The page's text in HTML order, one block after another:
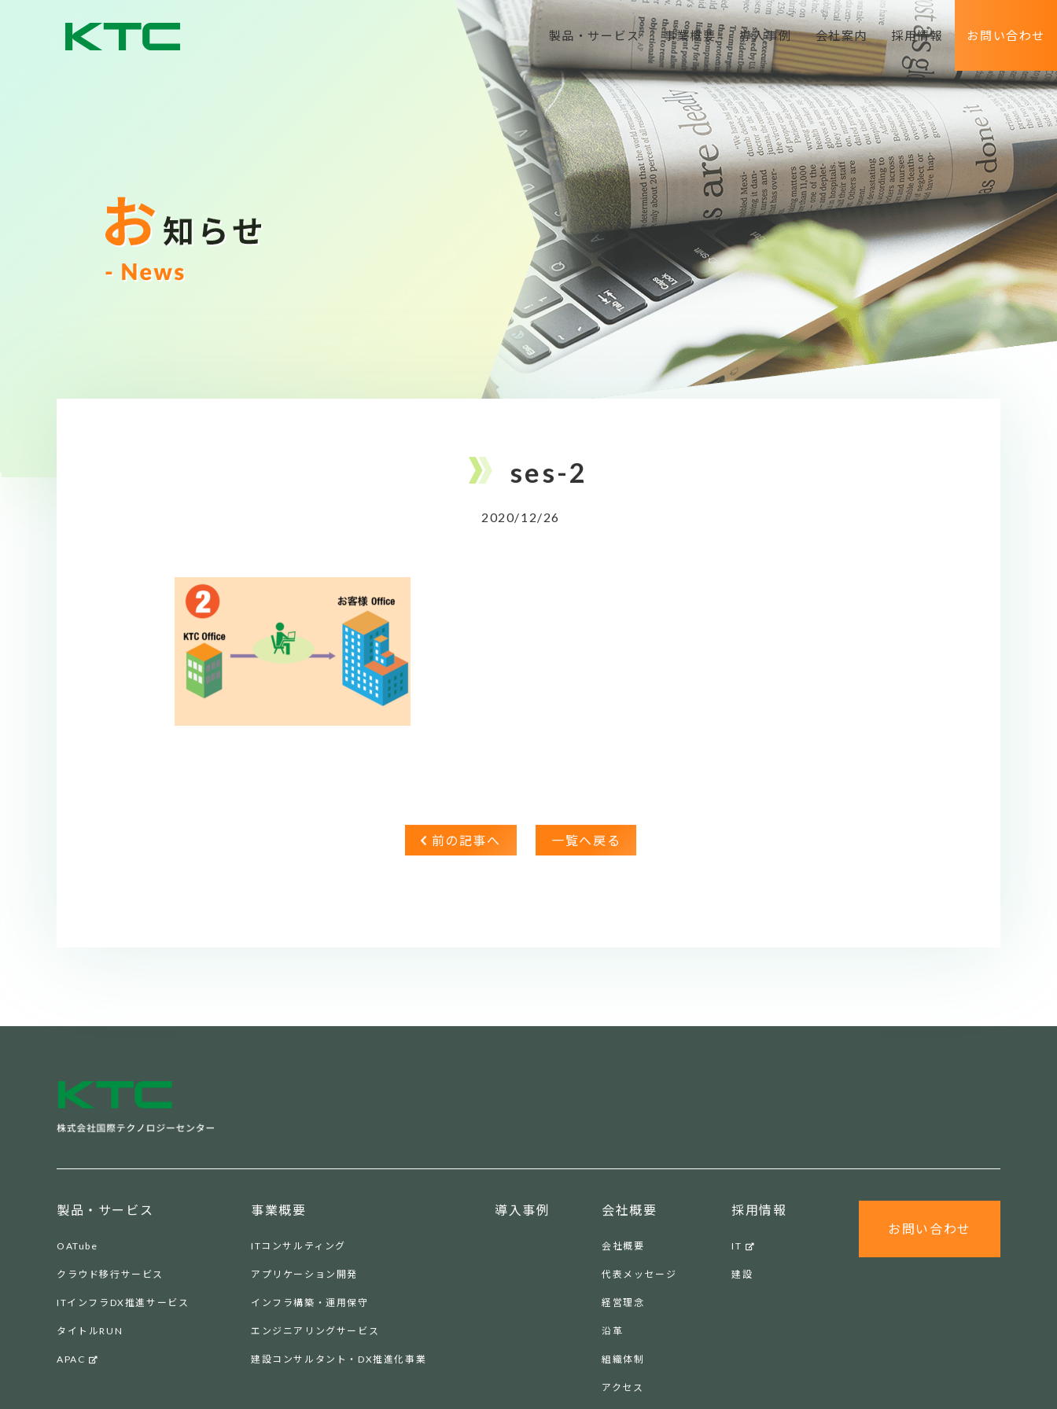
製品・サービス 事業概要 導入事例 会社案内 採用情報 お問い合わせ
ses-2
2020/12/26
前の記事へ 一覧へ戻る
製品・サービス
OATube
クラウド移行サービス
ITインフラDX推進サービス
タイトルRUN
APAC
事業概要
ITコンサルティング
アプリケーション開発
インフラ構築・運用保守
エンジニアリングサービス
建設コンサルタント・DX推進化事業
導入事例 会社概要
会社概要
代表メッセージ
経営理念
沿革
組織体制
アクセス
採用情報
IT
建設
お問い合わせ